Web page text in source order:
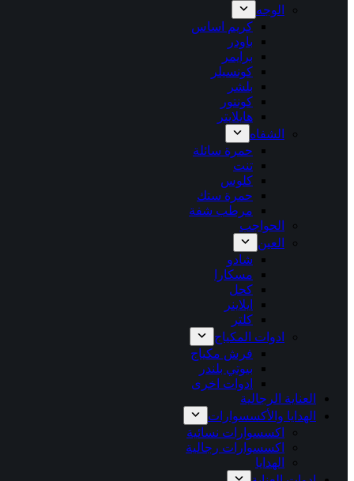
الوجه
كريم اساس
باودر
برايمر
كونسيلر
بلشر
كونتور
هايلايتر
الشفاه
حمرة سائلة
تنت
كلوس
حمرة ستك
مرطب شفة
الحواجب
العين
شادو
مسكارا
كحل
ايلاينر
كلتر
ادوات المكياج
فرش مكياج
بيوتي بلندر
ادوات اخرى
العناية الرجالية
الهدايا والأكسسوارات
اكسسوارات نسائية
اكسسوارات رجالية
الهدايا